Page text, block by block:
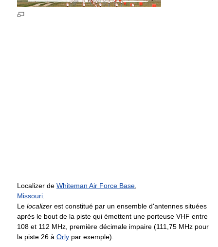
Localizer de Whiteman Air Force Base,
Missouri.
Le localizer est constitué par un ensemble d'antennes situées
après le bout de la piste qui émettent une porteuse VHF entre
108 et 112 MHz, première décimale impaire (111,75 MHz pour
la piste 26 à Orly par exemple).